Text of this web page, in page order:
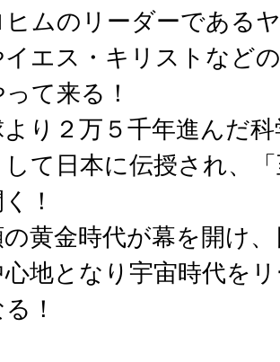
ヒムのリーダーである
イエス・キリストなど
って来る！
り２万５千年進んだ
して日本に伝授され、
！
の黄金時代が幕を開け
心地となり宇宙時代を
！